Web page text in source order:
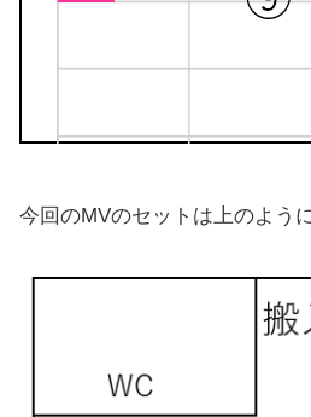
今回のMVのセットは上のよう